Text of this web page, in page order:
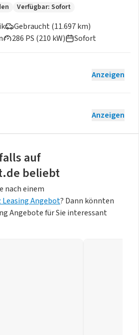
Verfügbar: Sofort
Gebraucht (11.697 km)
286 PS (210 kW)
Sofort
Anzeigen
Anzeigen
auf
beliebt
nach einem
Leasing Angebot? Dann könnten
Angebote für Sie interessant